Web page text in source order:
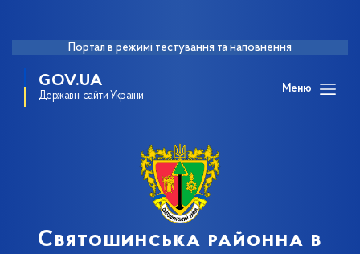
Портал в режимі тестування та наповнення
GOV.UA
Державні сайти України
Меню
Святошинська районна в